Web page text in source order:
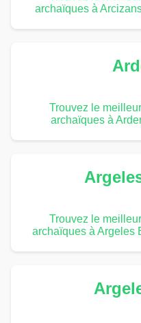
archaïques à
Trouvez le
archaïques à
Trouvez le
archaïques à Argeles